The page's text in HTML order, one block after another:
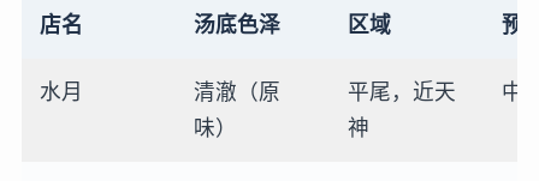
店名 汤底色泽 区域 预
水月
清澈（原
味）
平尾，近天
神
中